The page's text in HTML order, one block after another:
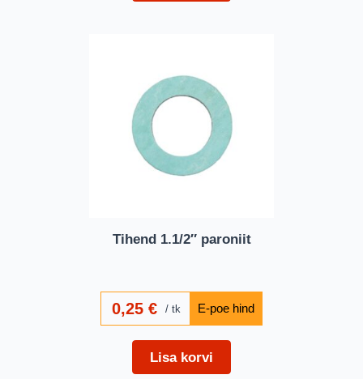
Tihend 1.1/2″ paroniit
0,25€ tk
Lisa korvi